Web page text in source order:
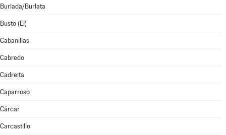
Burlada/Burlata
Busto (El)
Cabanillas
Cabredo
Cadreita
Caparroso
Cárcar
Carcastillo